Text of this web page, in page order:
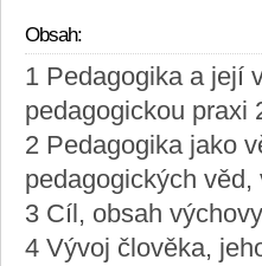
Obsah:
1 Pedagogika a její
pedagogickou praxi
2 Pedagogika jako
pedagogických
3 Cíl, obsah
4 Vývoj člověka,